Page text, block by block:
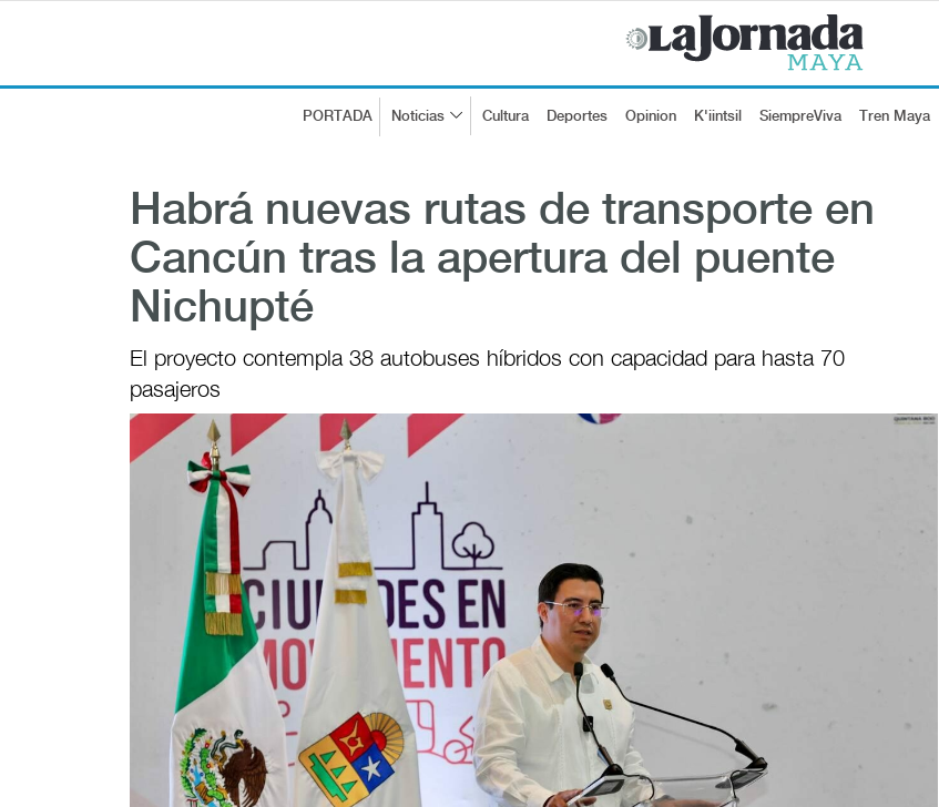
PORTADA Noticias Cultura Deportes Opinion K'iintsil SiempreViva Tren Maya
Habrá nuevas rutas de transporte en
Cancún tras la apertura del puente
Nichupté
El proyecto contempla 38 autobuses híbridos con capacidad para hasta 70
pasajeros